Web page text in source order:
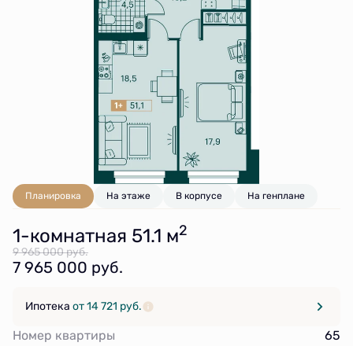
Планировка На этаже В корпусе На генплане
1-комнатная 51.1 м2
9 965 000 руб.
7 965 000 руб.
Ипотека от 14 721 руб.
Номер квартиры 65